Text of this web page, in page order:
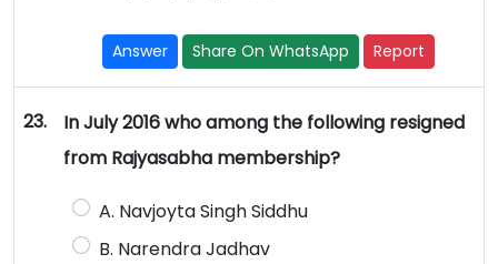
Answer Share On WhatsApp Report
23.
In July 2016 who among the following resigned
from Rajyasabha membership?
A. Navjoyta Singh Siddhu
B. Narendra Jadhav